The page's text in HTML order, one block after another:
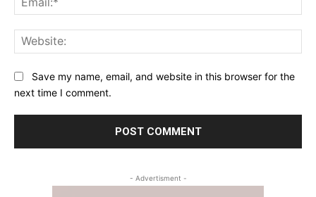
Save my name, email, and website in this browser for the
next time I comment.
- Advertisment -